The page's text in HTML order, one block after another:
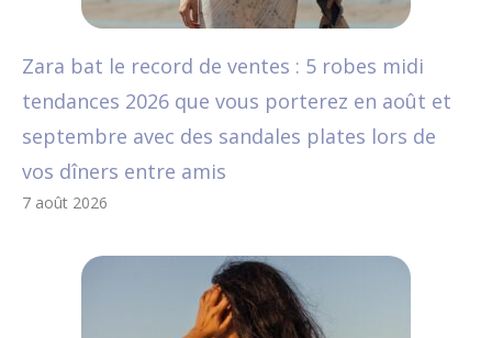
Zara bat le record de ventes : 5 robes midi
tendances 2026 que vous porterez en août et
septembre avec des sandales plates lors de
vos dîners entre amis
7 août 2026